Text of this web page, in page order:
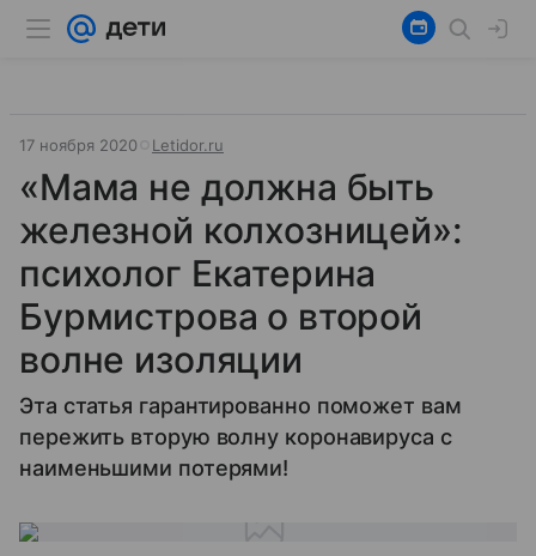
17 ноября 2020 Letidor.ru
«Мама не должна быть
железной колхозницей»:
психолог Екатерина
Бурмистрова о второй
волне изоляции
Эта статья гарантированно поможет вам
пережить вторую волну коронавируса с
наименьшими потерями!